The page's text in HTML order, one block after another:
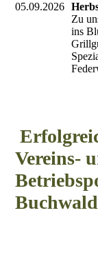
05.09.2026
Zu
ins
Vereins-
Buchwald